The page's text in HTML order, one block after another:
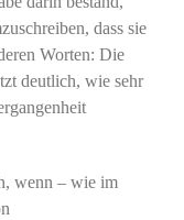
dass sie
Worten: Die
deutlich, wie sehr
wenn – wie im